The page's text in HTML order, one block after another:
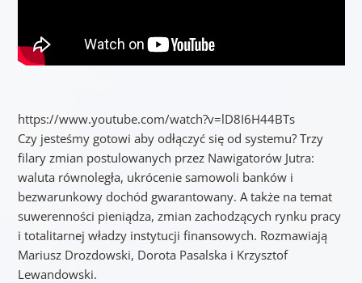
https://www.youtube.com/watch?v=lD8I6H44BTs
Czy jesteśmy gotowi aby odłączyć się od systemu? Trzy
filary zmian postulowanych przez Nawigatorów Jutra:
waluta równoległa, ukrócenie samowoli banków i
bezwarunkowy dochód gwarantowany. A także na temat
suwerenności pieniądza, zmian zachodzących rynku pracy
i totalitarnej władzy instytucji finansowych. Rozmawiają
Mariusz Drozdowski, Dorota Pasalska i Krzysztof
Lewandowski.